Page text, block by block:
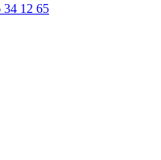
34 12 65